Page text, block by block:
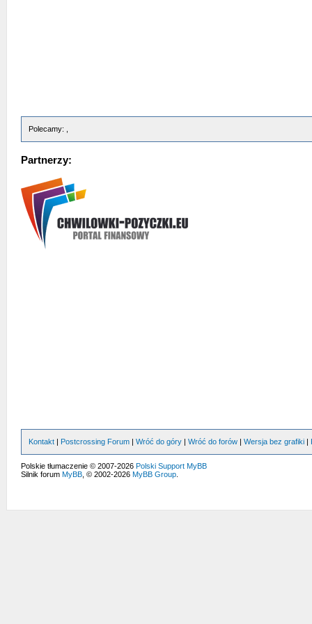
Polecamy: ,
Partnerzy:
Kontakt Postcrossing Forum Wróć do góry Wróć do forów Wersja bez grafiki
Polskie tłumaczenie © 2007-2026 Polski Support MyBB
Silnik forum MyBB, © 2002-2026 MyBB Group.